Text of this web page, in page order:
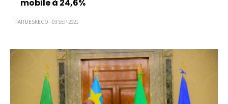
mobile à 24,6%
PAR DESKECO - 03 SEP 2021